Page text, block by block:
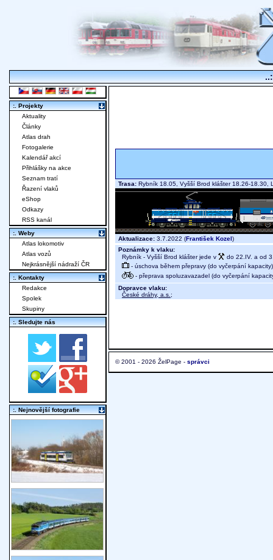
Trasa: Rybník 18.05, Vyšší Brod klášter 18.26-
Aktualizace: 3.7.2022 (František Kozel)
Poznámky k vlaku:
Rybník - Vyšší Brod klášter jede v
do 22.IV. a od
- úschova během přepravy (do vyčerpání kapacity)
- přeprava spoluzavazadel (do vyčerpání
Dopravce vlaku:
České dráhy, a.s. ;
© 2001 - 2026 ŽelPage - správci
:. Projekty
Aktuality
Články
Atlas drah
Fotogalerie
Kalendář akcí
Přihlášky na akce
Seznam tratí
Řazení vlaků
eShop
Odkazy
RSS kanál
:. Weby
Atlas lokomotiv
Atlas vozů
Nejkrásnější nádraží ČR
:. Kontakty
Redakce
Spolek
Skupiny
:. Sledujte nás
:. Nejnovější fotografie